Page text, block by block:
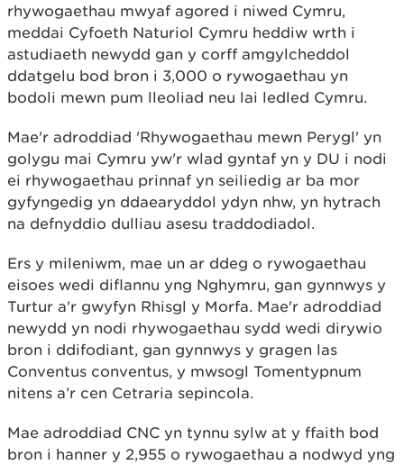
rhywogaethau mwyaf agored i niwed Cymru,
meddai Cyfoeth Naturiol Cymru heddiw wrth i
astudiaeth newydd gan y corff amgylcheddol
ddatgelu bod bron i 3,000 o rywogaethau yn
bodoli mewn pum lleoliad neu lai ledled Cymru.
Mae'r adroddiad 'Rhywogaethau mewn Perygl' yn
golygu mai Cymru yw'r wlad gyntaf yn y DU i nodi
ei rhywogaethau prinnaf yn seiliedig ar ba mor
gyfyngedig yn ddaearyddol ydyn nhw, yn hytrach
na defnyddio dulliau asesu traddodiadol.
Ers y mileniwm, mae un ar ddeg o rywogaethau
eisoes wedi diflannu yng Nghymru, gan gynnwys y
Turtur a'r gwyfyn Rhisgl y Morfa. Mae'r adroddiad
newydd yn nodi rhywogaethau sydd wedi dirywio
bron i ddifodiant, gan gynnwys y gragen las
Conventus conventus, y mwsogl Tomentypnum
nitens a’r cen Cetraria sepincola.
Mae adroddiad CNC yn tynnu sylw at y ffaith bod
bron i hanner y 2,955 o rywogaethau a nodwyd yng